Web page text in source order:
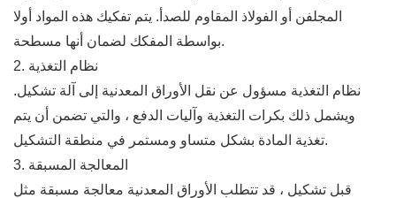
المجلفن أو الفولاذ المقاوم للصدأ. يتم تفكيك هذه المواد أولا
بواسطة المفكك لضمان أنها مسطحة.
2. نظام التغذية
نظام التغذية مسؤول عن نقل الأوراق المعدنية إلى آلة تشكيل.
ويشمل ذلك بكرات التغذية وآليات الدفع ، والتي تضمن أن يتم
تغذية المادة بشكل متساو ومستمر في منطقة التشكيل.
3. المعالجة المسبقة
قبل تشكيل ، قد تتطلب الأوراق المعدنية معالجة مسبقة مثل